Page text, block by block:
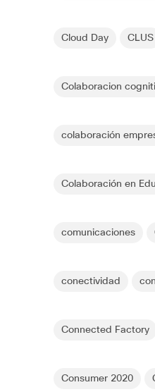
Cloud Day CLUS
Colaboracion
colaboración
Colaboración en
comunicaciones
conectividad
Connected Factory
Consumer 2020